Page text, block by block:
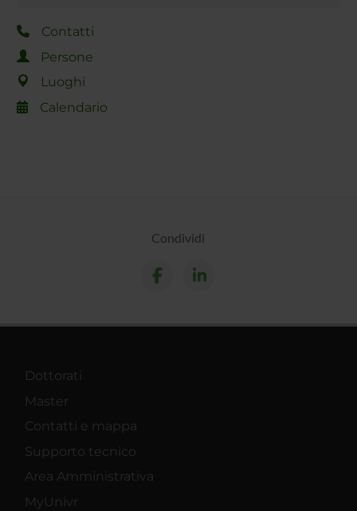
Contatti
Persone
Luoghi
Calendario
Condividi
Dottorati
Master
Contatti e mappa
Supporto tecnico
Area Amministrativa
MyUnivr